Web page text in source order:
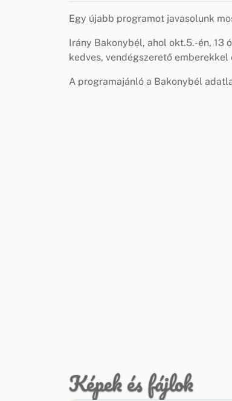
Egy újabb programot javasolunk
Irány Bakonybél, ahol okt.5.-én, 13
kedves, vendégszerető
A programajánló a Bakonybél
Képek és fájlok